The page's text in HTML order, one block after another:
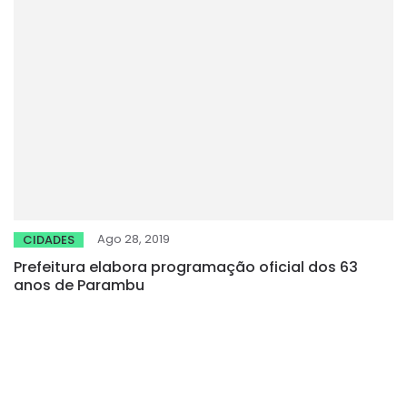
CIDADES Ago 28, 2019
Prefeitura elabora programação oficial dos 63
anos de Parambu